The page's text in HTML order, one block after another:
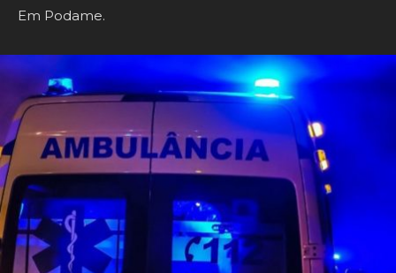
Em Podame.